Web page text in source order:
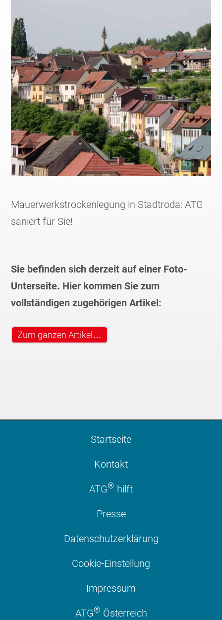
Mauerwerkstrockenlegung in Stadtroda: ATG
saniert für Sie!
Sie befinden sich derzeit auf einer Foto-
Unterseite. Hier kommen Sie zum
vollständigen zugehörigen Artikel:
Zum ganzen Artikel…
Startseite
Kontakt
ATG® hilft
Presse
Datenschutzerklärung
Cookie-Einstellung
Impressum
ATG® Österreich